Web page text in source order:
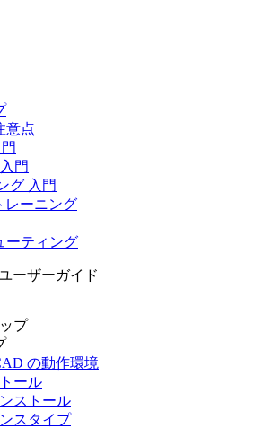
意点
門
グ 入門
レーニング
ーティング
ーザーガイド
プ
の動作環境
ール
ストール
スタイプ